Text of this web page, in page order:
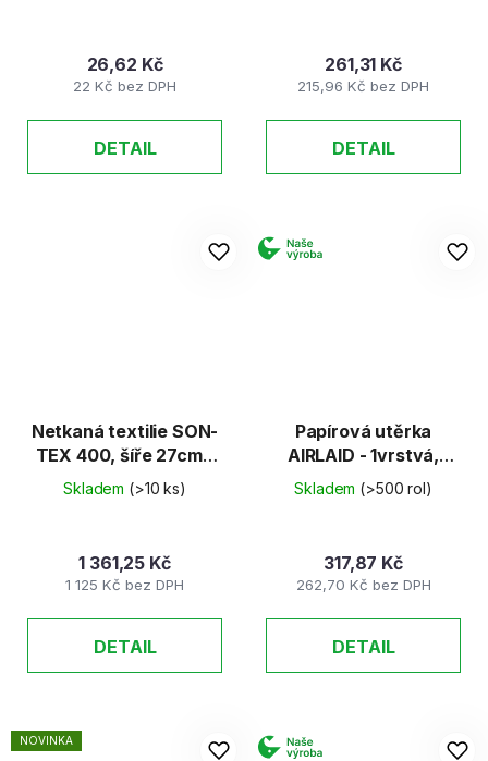
22 Kč bez DPH
26,62 Kč
DETAIL
215,96 Kč bez DPH
261,31 Kč
DETAIL
Netkaná textilie SON-
TEX 400, šíře 27cm -
modrá
Skladem (>10 ks)
1 125 Kč bez DPH
1 361,25 Kč
DETAIL
Papírová utěrka
AIRLAID - 1vrstvá,
20cm x 77m
Skladem (>500 rol)
262,70 Kč bez DPH
317,87 Kč
DETAIL
NOVINKA